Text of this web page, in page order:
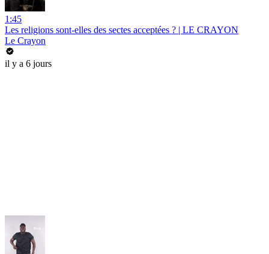
1:45
Les religions sont-elles des sectes acceptées ? | LE CRAYON
Le Crayon
il y a 6 jours